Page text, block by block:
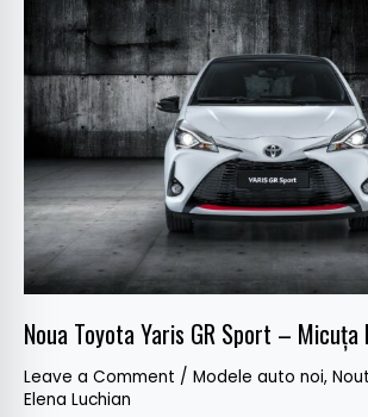
Noua Toyota Yaris GR Sport –
Leave a Comment / Modele auto noi,
Elena Luchian
Toyota
Yaris
GR
Sport
–
Micuța
bestie
de
oraș